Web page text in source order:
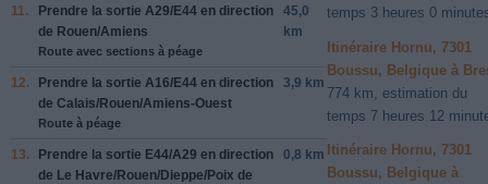
11. Prendre la sortie A29/E44 en direction
de Rouen/Amiens
Route avec sections à péage
45,0
km
12. Prendre la sortie A16/E44 en direction
de Calais/Rouen/Amiens-Ouest
Route à péage
3,9 km
13. Prendre la sortie E44/A29 en direction
de Le Havre/Rouen/Dieppe/Poix de
0,8 km
temps 3 heures 0
Itinéraire Hornu, 7301
Boussu, Belgique à
774 km, estimation du
temps 7 heures 12
Itinéraire Hornu, 7301
Boussu, Belgique à